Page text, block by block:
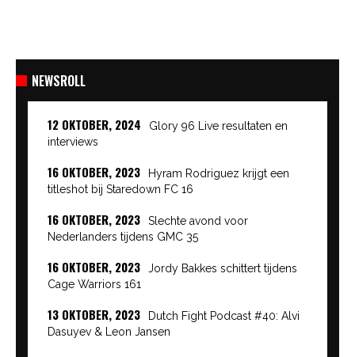
NEWSROLL
12 OKTOBER, 2024
Glory 96 Live resultaten en
interviews
16 OKTOBER, 2023
Hyram Rodriguez krijgt een
titleshot bij Staredown FC 16
16 OKTOBER, 2023
Slechte avond voor
Nederlanders tijdens GMC 35
16 OKTOBER, 2023
Jordy Bakkes schittert tijdens
Cage Warriors 161
13 OKTOBER, 2023
Dutch Fight Podcast #40: Alvi
Dasuyev & Leon Jansen